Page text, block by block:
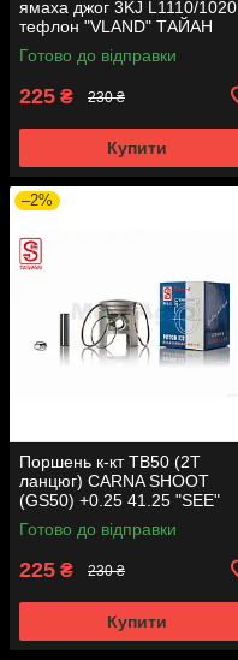
ямаха джог 3KJ L1110/1020
тефлон "VLAND" ТАЙАН
Готово до відправки
225 ₴ 230 ₴
Купити
–2%
Поршень к-кт TB50 (2T
ланцюг) CARNA SHOOT
(GS50) +0.25 41.25 "SEE"
(Sheng-E) таємниця (акція)
Готово до відправки
225 ₴ 230 ₴
Купити